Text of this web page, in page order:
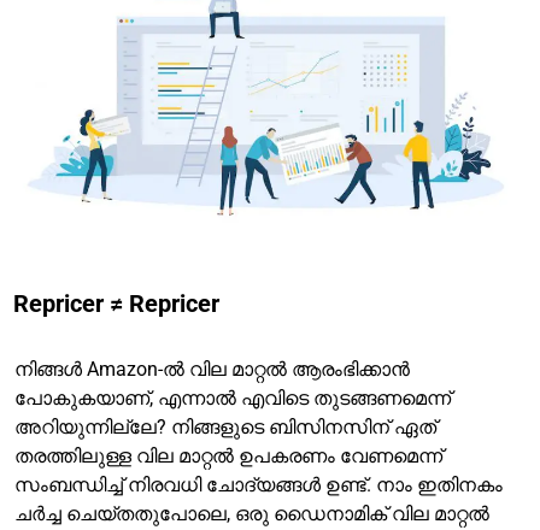
Repricer ≠ Repricer
നിങ്ങൾ Amazon-ൽ വില മാറ്റൽ ആരംഭിക്കാൻ
പോകുകയാണ്, എന്നാൽ എവിടെ തുടങ്ങണമെന്ന്
അറിയുന്നില്ലേ? നിങ്ങളുടെ ബിസിനസിന് ഏത്
തരത്തിലുള്ള വില മാറ്റൽ ഉപകരണം വേണമെന്ന്
സംബന്ധിച്ച് നിരവധി ചോദ്യങ്ങൾ ഉണ്ട്. നാം ഇതിനകം
ചർച്ച ചെയ്തതുപോലെ, ഒരു ഡൈനാമിക് വില മാറ്റൽ